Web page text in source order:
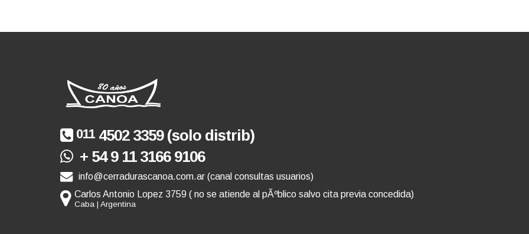
011 4502 3359 (solo distrib)
+ 54 9 11 3166 9106
info@cerradurascanoa.com.ar (canal consultas usuarios)
Carlos Antonio Lopez 3759 ( no se atiende al pÃºblico salvo cita previa concedida)
Caba | Argentina